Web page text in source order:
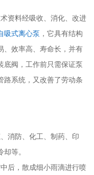
资料经吸收、消化、改进
吸式离心泵 ，它具有结构
、效率高、寿命长，并有
底阀，工作前只需保证泵
路系统，又改善了劳动条
消防、化工、制药、印
等。
后，散成细小雨滴进行喷